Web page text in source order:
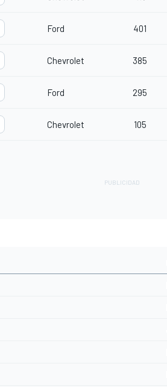
Ford 401
Chevrolet 385
Ford 295
Chevrolet 105